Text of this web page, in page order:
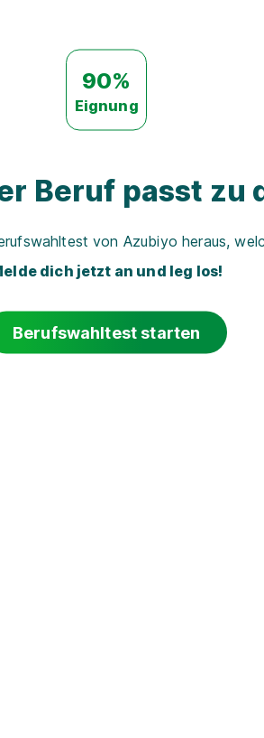
90%
Eignung
Beruf passt zu
von Azubiyo heraus,
dich jetzt an und leg los!
Berufswahltest starten